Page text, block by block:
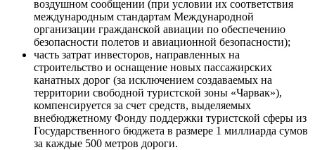
воздушном сообщении (при условии их соответствия
международным стандартам Международной
организации гражданской авиации по обеспечению
безопасности полетов и авиационной безопасности);
часть затрат инвесторов, направленных на
строительство и оснащение новых пассажирских
канатных дорог (за исключением создаваемых на
территории свободной туристской зоны «Чарвак»),
компенсируется за счет средств, выделяемых
внебюджетному Фонду поддержки туристской сферы из
Государственного бюджета в размере 1 миллиарда сумов
за каждые 500 метров дороги.